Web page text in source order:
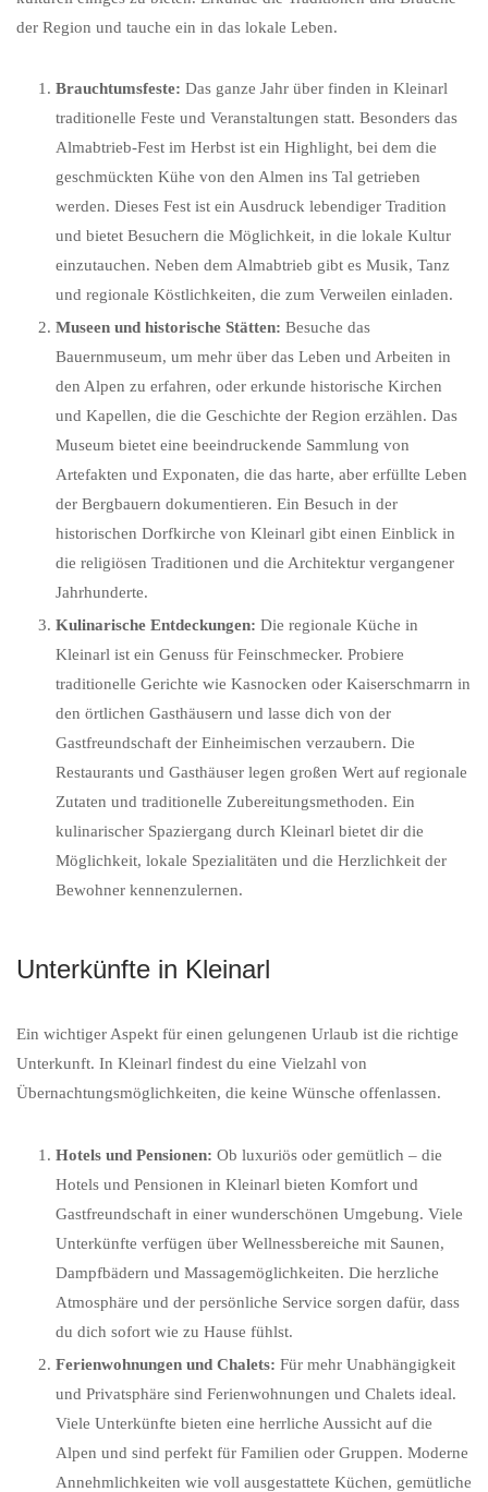
der Region und tauche ein in das lokale Leben.
Brauchtumsfeste: Das ganze Jahr über finden in Kleinarl
traditionelle Feste und Veranstaltungen statt. Besonders das
Almabtrieb-Fest im Herbst ist ein Highlight, bei dem die
geschmückten Kühe von den Almen ins Tal getrieben
werden. Dieses Fest ist ein Ausdruck lebendiger Tradition
und bietet Besuchern die Möglichkeit, in die lokale Kultur
einzutauchen. Neben dem Almabtrieb gibt es Musik, Tanz
und regionale Köstlichkeiten, die zum Verweilen einladen.
Museen und historische Stätten: Besuche das
Bauernmuseum, um mehr über das Leben und Arbeiten in
den Alpen zu erfahren, oder erkunde historische Kirchen
und Kapellen, die die Geschichte der Region erzählen. Das
Museum bietet eine beeindruckende Sammlung von
Artefakten und Exponaten, die das harte, aber erfüllte Leben
der Bergbauern dokumentieren. Ein Besuch in der
historischen Dorfkirche von Kleinarl gibt einen Einblick in
die religiösen Traditionen und die Architektur vergangener
Jahrhunderte.
Kulinarische Entdeckungen: Die regionale Küche in
Kleinarl ist ein Genuss für Feinschmecker. Probiere
traditionelle Gerichte wie Kasnocken oder Kaiserschmarrn in
den örtlichen Gasthäusern und lasse dich von der
Gastfreundschaft der Einheimischen verzaubern. Die
Restaurants und Gasthäuser legen großen Wert auf regionale
Zutaten und traditionelle Zubereitungsmethoden. Ein
kulinarischer Spaziergang durch Kleinarl bietet dir die
Möglichkeit, lokale Spezialitäten und die Herzlichkeit der
Bewohner kennenzulernen.
Unterkünfte in Kleinarl
Ein wichtiger Aspekt für einen gelungenen Urlaub ist die richtige
Unterkunft. In Kleinarl findest du eine Vielzahl von
Übernachtungsmöglichkeiten, die keine Wünsche offenlassen.
Hotels und Pensionen: Ob luxuriös oder gemütlich – die
Hotels und Pensionen in Kleinarl bieten Komfort und
Gastfreundschaft in einer wunderschönen Umgebung. Viele
Unterkünfte verfügen über Wellnessbereiche mit Saunen,
Dampfbädern und Massagemöglichkeiten. Die herzliche
Atmosphäre und der persönliche Service sorgen dafür, dass
du dich sofort wie zu Hause fühlst.
Ferienwohnungen und Chalets: Für mehr Unabhängigkeit
und Privatsphäre sind Ferienwohnungen und Chalets ideal.
Viele Unterkünfte bieten eine herrliche Aussicht auf die
Alpen und sind perfekt für Familien oder Gruppen. Moderne
Annehmlichkeiten wie voll ausgestattete Küchen, gemütliche